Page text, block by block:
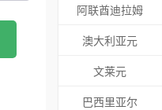
阿联酋迪拉姆
澳大利亚元
文莱元
巴西里亚尔